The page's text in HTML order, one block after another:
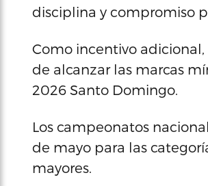
disciplina y compromiso
Como incentivo
de alcanzar las marcas
2026 Santo Domingo.
Los campeonatos
de mayo para las
mayores.